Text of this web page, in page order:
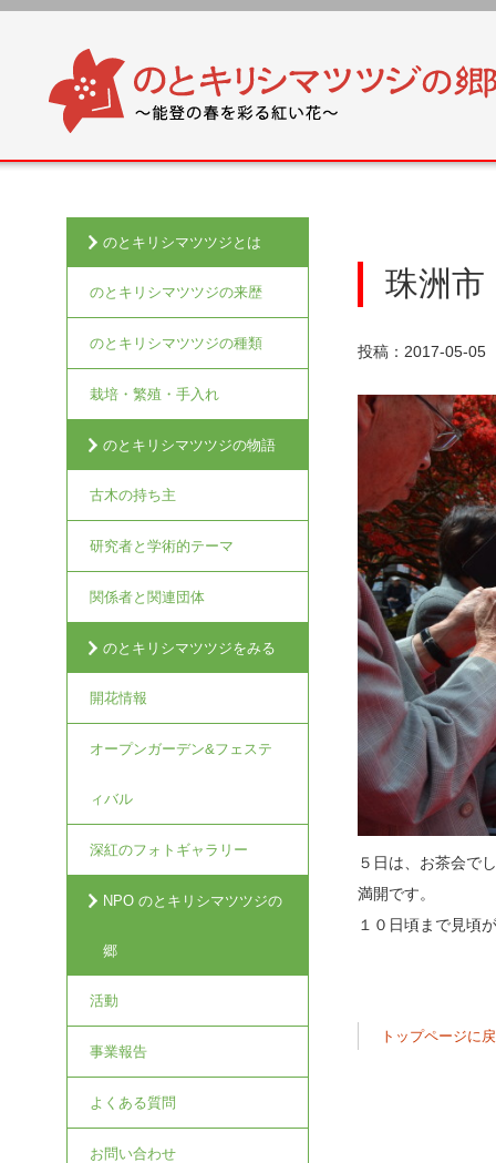
珠洲
投稿：2017-05-05
５日は、お茶会で
満開です
１０日頃まで見頃
トップページに
のとキリシマツツジとは
のとキリシマツツジの来歴
のとキリシマツツジの種類
栽培・繁殖・手入れ
のとキリシマツツジの物語
古木の持ち主
研究者と学術的テーマ
関係者と関連団体
のとキリシマツツジをみる
開花情報
オープンガーデン&フェステ
ィバル
深紅のフォトギャラリー
NPO のとキリシマツツジの
郷
活動
事業報告
よくある質問
お問い合わせ